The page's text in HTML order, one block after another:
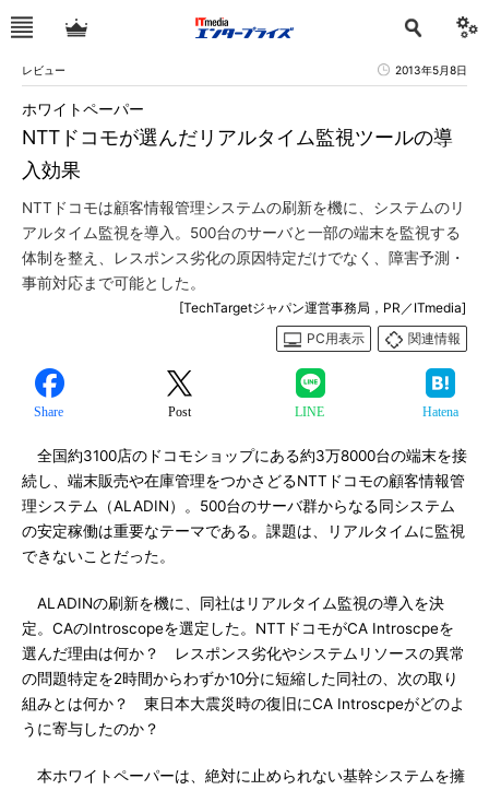
レビュー 2013年5月8日
NTTドコモが選んだリアルタイム監視ツールの導
入効果
ホワイトペーパー
NTTドコモは顧客情報管理システムの刷新を機に、システムのリ
アルタイム監視を導入。500台のサーバと一部の端末を監視する
体制を整え、レスポンス劣化の原因特定だけでなく、障害予測・
事前対応まで可能とした。
[TechTargetジャパン運営事務局，PR／ITmedia]
PC用表示
関連情報
Share Post LINE Hatena
全国約3100店のドコモショップにある約3万8000台の端末を接
続し、端末販売や在庫管理をつかさどるNTTドコモの顧客情報管
理システム（ALADIN）。500台のサーバ群からなる同システム
の安定稼働は重要なテーマである。課題は、リアルタイムに監視
できないことだった。
ALADINの刷新を機に、同社はリアルタイム監視の導入を決
定。CAのIntroscopeを選定した。NTTドコモがCA Introscpeを
選んだ理由は何か？ レスポンス劣化やシステムリソースの異常
の問題特定を2時間からわずか10分に短縮した同社の、次の取り
組みとは何か？ 東日本大震災時の復旧にCA Introscpeがどのよ
うに寄与したのか？
本ホワイトペーパーは、絶対に止められない基幹システムを擁